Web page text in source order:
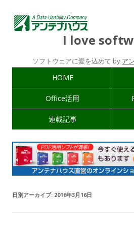
I love
ソフトウェアに愛を込めて by ア
HOME
Office活用
連載記事
日別アーカイブ: 2016年3月16日